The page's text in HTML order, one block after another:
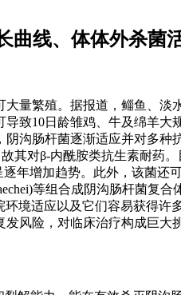
线、体体外杀菌
量繁殖。据报道，鲻鱼、淡
致10日龄雏鸡、牛及绵羊大
沟肠杆菌逐渐适应并对多种
其对β-内酰胺类抗生素耐药
年增加趋势。此外，该菌还
等组合成阴沟肠杆菌复合
境适应以及它们容易获得许
风险，对临床治疗构成巨大